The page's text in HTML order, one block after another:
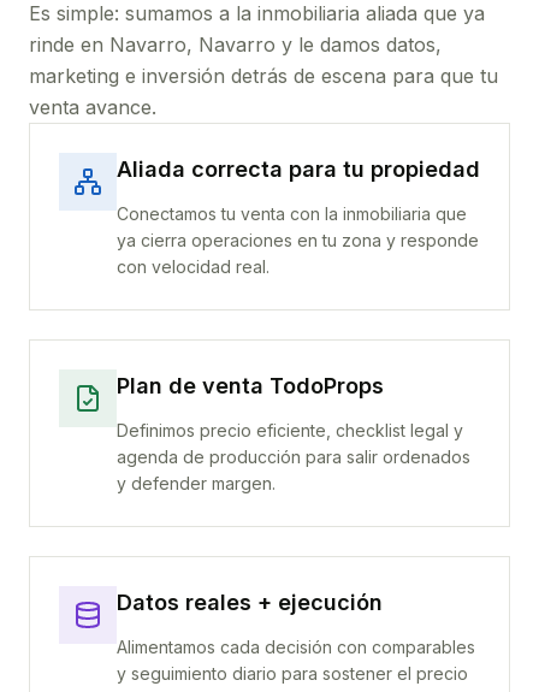
Es simple: sumamos a la inmobiliaria aliada que ya
rinde en Navarro, Navarro y le damos datos,
marketing e inversión detrás de escena para que tu
venta avance.
Aliada correcta para tu propiedad
Conectamos tu venta con la inmobiliaria que
ya cierra operaciones en tu zona y responde
con velocidad real.
Plan de venta TodoProps
Definimos precio eficiente, checklist legal y
agenda de producción para salir ordenados
y defender margen.
Datos reales + ejecución
Alimentamos cada decisión con comparables
y seguimiento diario para sostener el precio